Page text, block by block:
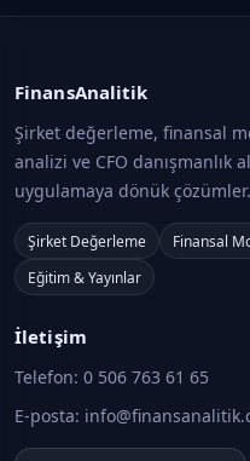
FinansAnalitik
Şirket değerleme, finansal
analizi ve CFO danışmanlık
uygulamaya dönük çözümler.
Şirket Değerleme Finansal
Eğitim & Yayınlar
İletişim
Telefon: 0 506 763 61 65
E-posta: